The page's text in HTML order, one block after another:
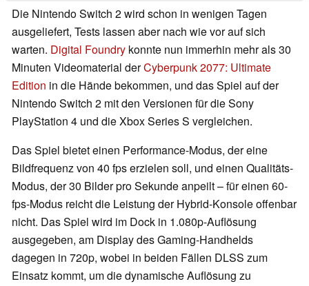
Die Nintendo Switch 2 wird schon in wenigen Tagen
ausgeliefert, Tests lassen aber nach wie vor auf sich
warten. Digital Foundry konnte nun immerhin mehr als 30
Minuten Videomaterial derCyberpunk 2077: Ultimate
Edition in die Hände bekommen, und das Spiel auf der
Nintendo Switch 2 mit den Versionen für die Sony
PlayStation 4 und die Xbox Series S vergleichen.
Das Spiel bietet einen Performance-Modus, der eine
Bildfrequenz von 40 fps erzielen soll, und einen Qualitäts-
Modus, der 30 Bilder pro Sekunde anpeilt – für einen 60-
fps-Modus reicht die Leistung der Hybrid-Konsole offenbar
nicht. Das Spiel wird im Dock in 1.080p-Auflösung
ausgegeben, am Display des Gaming-Handhelds
dagegen in 720p, wobei in beiden Fällen DLSS zum
Einsatz kommt, um die dynamische Auflösung zu